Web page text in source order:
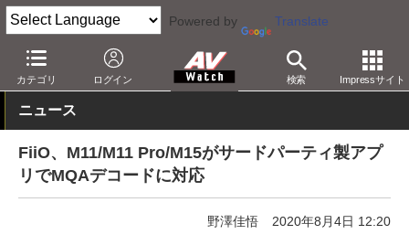
Powered by Translate
カテゴリ ログイン 検索 Impressサイト
AV Watch 製品 ポータブルオーディオ その他
ニュース
FiiO、M11/M11 Pro/M15がサードパーティ製アプ
リでMQAデコードに対応
野澤佳悟 2020年8月4日 12:20